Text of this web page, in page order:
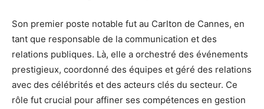
Son premier poste notable fut au Carlton de Cannes, en
tant que responsable de la communication et des
relations publiques. Là, elle a orchestré des événements
prestigieux, coordonné des équipes et géré des relations
avec des célébrités et des acteurs clés du secteur. Ce
rôle fut crucial pour affiner ses compétences en gestion